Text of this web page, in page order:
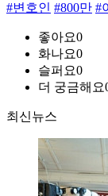
#변호인 #800만 #
좋아요0
화나요0
슬퍼요0
더 궁금해요
최신뉴스